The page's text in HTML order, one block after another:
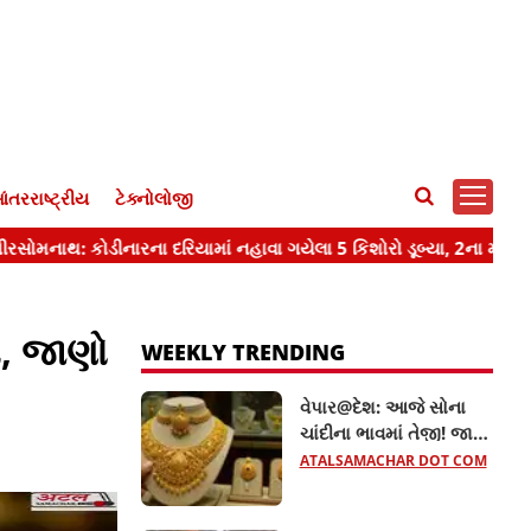
ટેક્નોલોજી
જાણો
WEEKLY TRENDING
વેપાર@દેશ: આજે સોના
ચાંદીના ભાવમાં તેજી! જાણો
22 અને 24 કેરેટ સોનાનો
ATALSAMACHAR DOT COM